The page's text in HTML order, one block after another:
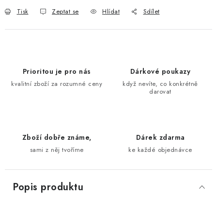
Tisk Zeptat se Hlídat Sdílet
Prioritou je pro nás
kvalitní zboží za rozumné ceny
Dárkové poukazy
když nevíte, co konkrétně
darovat
Zboží dobře známe,
sami z něj tvoříme
Dárek zdarma
ke každé objednávce
Popis produktu